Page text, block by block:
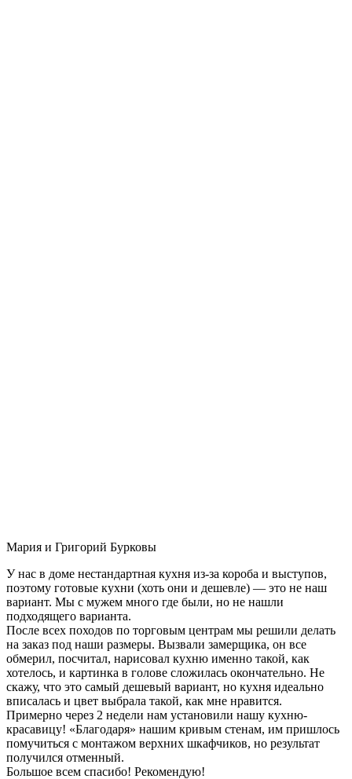
Мария и Григорий Бурковы
У нас в доме нестандартная кухня из-за короба и выступов,
поэтому готовые кухни (хоть они и дешевле) — это не наш
вариант. Мы с мужем много где были, но не нашли
подходящего варианта.
После всех походов по торговым центрам мы решили делать
на заказ под наши размеры. Вызвали замерщика, он все
обмерил, посчитал, нарисовал кухню именно такой, как
хотелось, и картинка в голове сложилась окончательно. Не
скажу, что это самый дешевый вариант, но кухня идеально
вписалась и цвет выбрала такой, как мне нравится.
Примерно через 2 недели нам установили нашу кухню-
красавицу! «Благодаря» нашим кривым стенам, им пришлось
помучиться с монтажом верхних шкафчиков, но результат
получился отменный.
Большое всем спасибо! Рекомендую!